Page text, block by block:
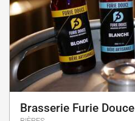
Brasserie Furie Douce